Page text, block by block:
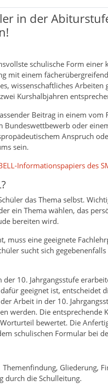
in der
schulische Form einer
mit einem
wissenschaftliches
Kurshalbjahren
Beitrag in einem vom
Bundeswettbewerb oder
Anspruch
sein.
Informationspapiers des
das Thema selbst.
ein Thema wählen, das
bereiten wird.
muss eine geeignete
sucht sich
10. Jahrgangsstufe
geeignet ist, entscheidet
Arbeit in der 10.
werden. Die entsprechende
bewertet. Die
schulischen Formular bei
Gliederung,
durch die Schulleitung.